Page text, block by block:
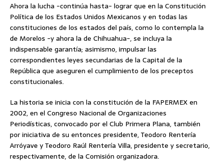
Ahora la lucha -continúa hasta- lograr que en la Constitución
Política de los Estados Unidos Mexicanos y en todas las
constituciones de los estados del país, como lo contempla la
de Morelos -y ahora la de Chihuahua-, se incluya la
indispensable garantía; asimismo, impulsar las
correspondientes leyes secundarias de la Capital de la
República que aseguren el cumplimiento de los preceptos
constitucionales.
La historia se inicia con la constitución de la FAPERMEX en
2002, en el Congreso Nacional de Organizaciones
Periodísticas, convocado por el Club Primera Plana, también
por iniciativa de su entonces presidente, Teodoro Rentería
Arróyave y Teodoro Raúl Rentería Villa, presidente y secretario,
respectivamente, de la Comisión organizadora.